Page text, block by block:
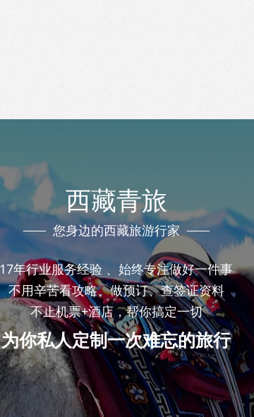
西藏青旅
您身边的西藏旅游行家
17年行业服务经验 、始终专注做好一件事
不用辛苦看攻略、做预订、查签证资料
不止机票+酒店，帮你搞定一切
为你私人定制一次难忘的旅行